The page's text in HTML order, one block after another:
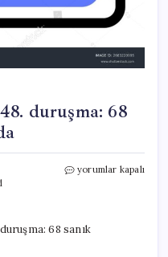
duruşma: 68
İmamoğlu
68
sanık
yorumlar kapalı